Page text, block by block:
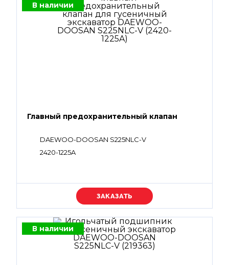
В наличии
Главный предохранительный клапан
DAEWOO-DOOSAN S225NLC-V
2420-1225A
Уточняйте цену
В наличии